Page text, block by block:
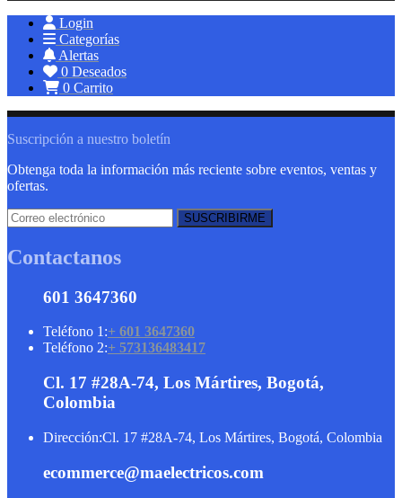
Login
Categorías
Alertas
0 Deseados
0 Carrito
Suscripción a nuestro boletín
Obtenga toda la información más reciente sobre eventos, ventas y
ofertas.
Contactanos
601 3647360
Teléfono 1:+ 601 3647360
Teléfono 2:+ 573136483417
Cl. 17 #28A-74, Los Mártires, Bogotá,
Colombia
Dirección:Cl. 17 #28A-74, Los Mártires, Bogotá, Colombia
ecommerce@maelectricos.com